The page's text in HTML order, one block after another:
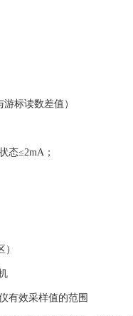
标读数差值）
态≤2mA；
有效采样值的范围